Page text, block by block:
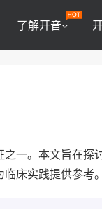
了解开音
一。本文旨在探
临床实践提供参考